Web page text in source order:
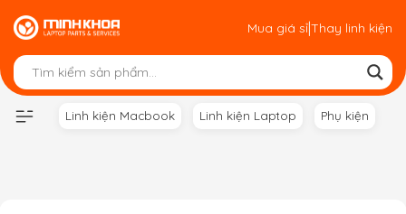
Skip
to
content
Mua giá sỉ|Thay linh kiện
Linh kiện Macbook Linh kiện Laptop Phụ kiện